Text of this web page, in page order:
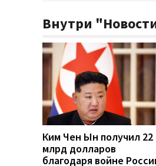
Внутри
Ким Чен Ын получил 22
млрд долларов
благодаря войне